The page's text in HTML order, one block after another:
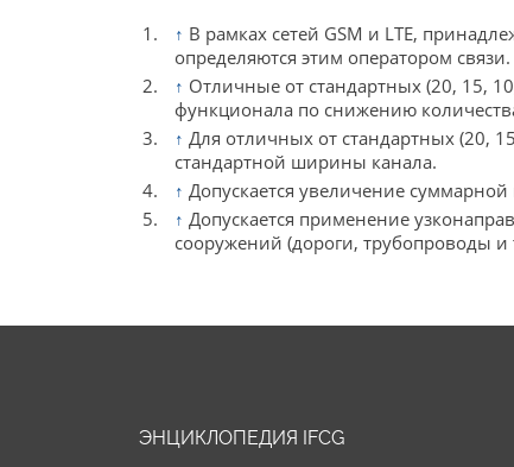
↑ В рамках сетей GSM и LTE,
определяются этим оператором связи.
↑ Отличные от стандартных (20, 15,
функционала по снижению
↑ Для отличных от стандартных (20,
стандартной ширины канала.
↑ Допускается увеличение
↑ Допускается применение
сооружений (дороги, трубопроводы
ЭНЦИКЛОПЕДИЯ IFCG